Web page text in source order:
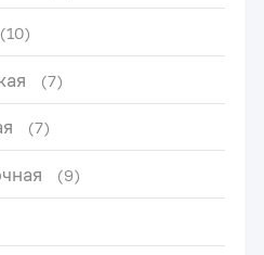
(10)
(7)
(7)
(9)